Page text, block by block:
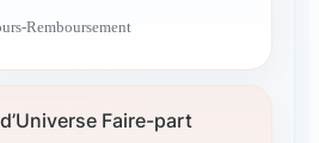
Remboursement
Faire-part